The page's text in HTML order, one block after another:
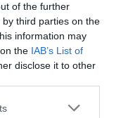
of the further
third parties on the
information may
the IAB’s List of
disclose it to other